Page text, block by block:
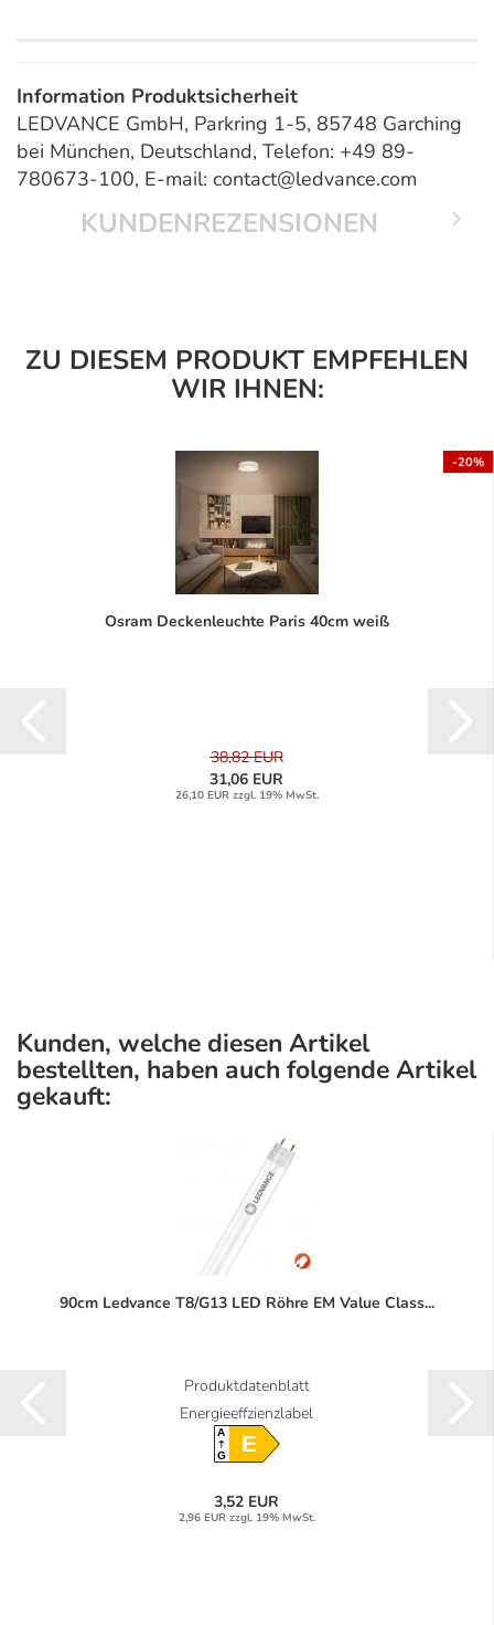
Information Produktsicherheit
LEDVANCE GmbH, Parkring 1-5, 85748 Garching
bei München, Deutschland, Telefon: +49 89-
780673-100, E-mail: contact@ledvance.com
KUNDENREZENSIONEN
ZU DIESEM PRODUKT EMPFEHLEN
WIR IHNEN:
-20%
Osram Deckenleuchte Paris 40cm weiß
38,82 EUR
31,06 EUR
26,10 EUR zzgl. 19% MwSt.
Kunden, welche diesen Artikel
bestellten, haben auch folgende Artikel
gekauft:
90cm Ledvance T8/G13 LED Röhre EM Value Class...
Produktdatenblatt
Energieeffzienzlabel
A
GE
3,52 EUR
2,96 EUR zzgl. 19% MwSt.